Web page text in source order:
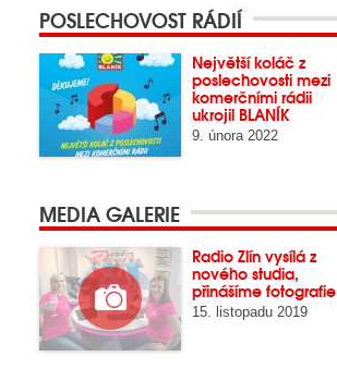
POSLECHOVOST RÁDIÍ
Největší koláč z
poslechovosti mezi
komerčními rádii
ukrojil BLANÍK
9. února 2022
MEDIA GALERIE
Radio Zlín vysílá z
nového studia,
přinášíme fotografie
15. listopadu 2019